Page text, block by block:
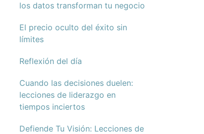
los datos transforman tu negocio
El precio oculto del éxito sin
límites
Reflexión del día
Cuando las decisiones duelen:
lecciones de liderazgo en
tiempos inciertos
Defiende Tu Visión: Lecciones de